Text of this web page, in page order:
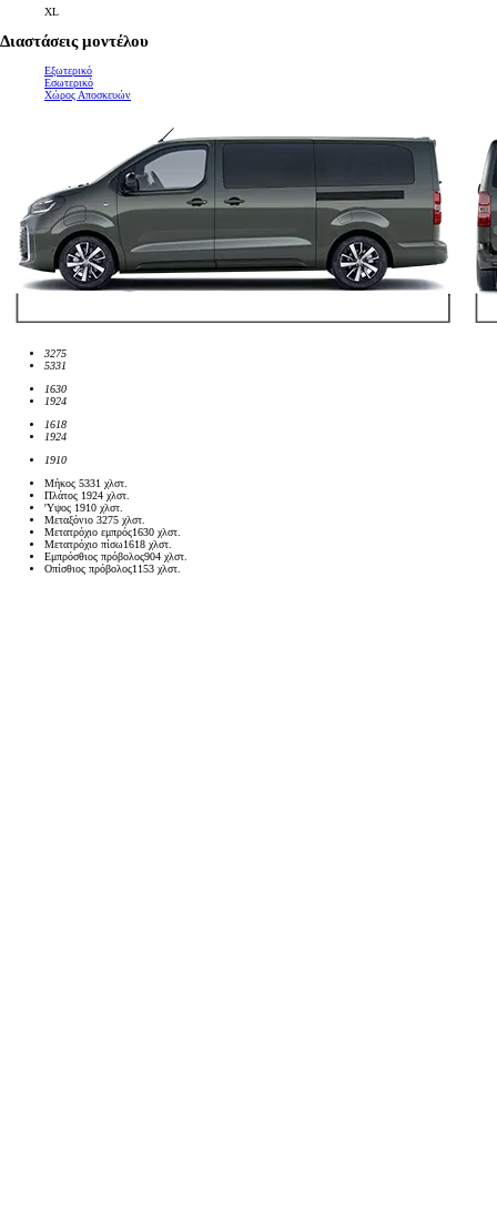
XL
Διαστάσεις μοντέλου
Εξωτερικό
Εσωτερικό
Χώρος Αποσκευών
3275
5331
1630
1924
1618
1924
1910
Μήκος 5331 χλστ.
Πλάτος 1924 χλστ.
'Υψος 1910 χλστ.
Μεταξόνιο 3275 χλστ.
Μετατρόχιο εμπρός1630 χλστ.
Μετατρόχιο πίσω1618 χλστ.
Εμπρόσθιος πρόβολος904 χλστ.
Οπίσθιος πρόβολος1153 χλστ.